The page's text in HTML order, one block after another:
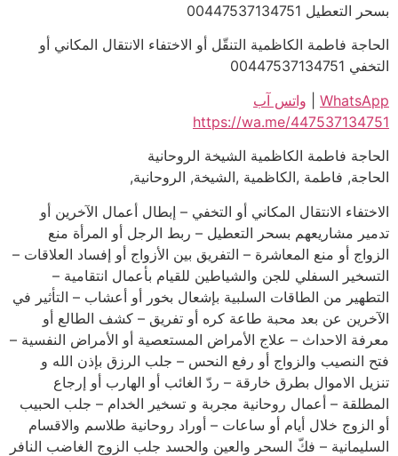
بسحر التعطيل 00447537134751
الحاجة فاطمة الكاظمية التنقّل أو الاختفاء الانتقال المكاني أو
التخفي 00447537134751
WhatsApp
واتس آب
https://wa.me/447537134751
الحاجة فاطمة الكاظمية الشيخة الروحانية
الحاجة, فاطمة ,الكاظمية ,الشيخة, الروحانية,
الاختفاء الانتقال المكاني أو التخفي – إبطال أعمال الآخرين أو
تدمير مشاريعهم بسحر التعطيل – ربط الرجل أو المرأة منع
الزواج أو منع المعاشرة – التفريق بين الأزواج أو إفساد العلاقات –
التسخير السفلي للجن والشياطين للقيام بأعمال انتقامية –
التطهير من الطاقات السلبية بإشعال بخور أو أعشاب – التأثير في
الآخرين عن بعد محبة طاعة كره أو تفريق – كشف الطالع أو
معرفة الاحداث – علاج الأمراض المستعصية أو الأمراض النفسية –
فتح النصيب والزواج أو رفع النحس – جلب الرزق بإذن الله و
تنزيل الاموال بطرق خارقة – ردّ الغائب أو الهارب أو إرجاع
المطلقة – أعمال روحانية مجربة و تسخير الخدام – جلب الحبيب
أو الزوج خلال أيام أو ساعات – أوراد روحانية طلاسم والاقسام
السليمانية – فكّ السحر والعين والحسد جلب الزوج الغاضب النافر